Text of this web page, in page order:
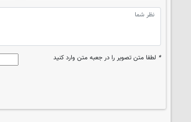
* لطفا متن تصویر را در جعبه متن وارد کنید